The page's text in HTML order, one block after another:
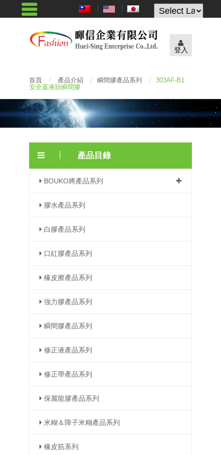
Powered by
登入
首頁 / 產品介紹 / 瞬間膠產品系列 /
303AF-B1
安全蓋液狀瞬間膠
產品目錄
BOUKO將產品系列
膠水產品系列
白膠產品系列
口紅膠產品系列
橡皮擦產品系列
強力膠產品系列
瞬間膠產品系列
修正液產品系列
修正帶產品系列
保麗龍膠產品系列
米糊＆障子米糊產品系列
橡皮筋系列